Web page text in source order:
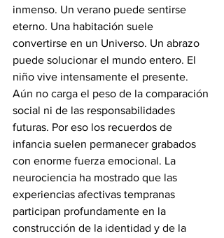
inmenso. Un verano puede sentirse
eterno. Una habitación suele
convertirse en un Universo. Un abrazo
puede solucionar el mundo entero. El
niño vive intensamente el presente.
Aún no carga el peso de la comparación
social ni de las responsabilidades
futuras. Por eso los recuerdos de
infancia suelen permanecer grabados
con enorme fuerza emocional. La
neurociencia ha mostrado que las
experiencias afectivas tempranas
participan profundamente en la
construcción de la identidad y de la